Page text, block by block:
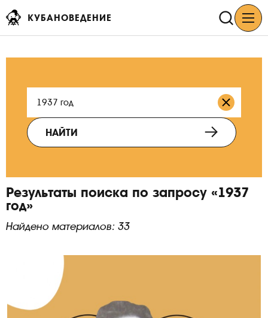
КУБАНОВЕДЕНИЕ
НАЙТИ
Результаты поиска по запросу «1937
год»
Найдено материалов: 33